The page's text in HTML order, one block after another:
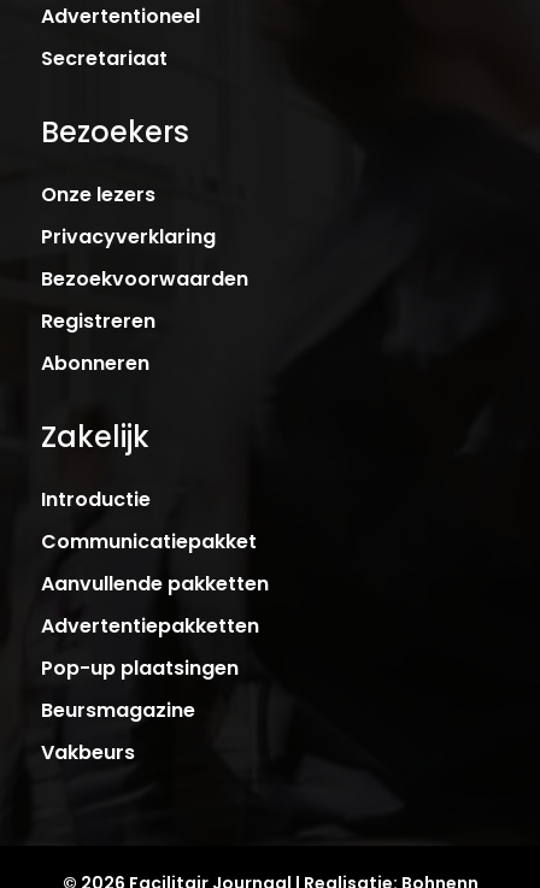
Advertentioneel
Secretariaat
Bezoekers
Onze lezers
Privacyverklaring
Bezoekvoorwaarden
Registreren
Abonneren
Zakelijk
Introductie
Communicatiepakket
Aanvullende pakketten
Advertentiepakketten
Pop-up plaatsingen
Beursmagazine
Vakbeurs
© 2026 Facilitair Journaal | Realisatie: Bohnenn